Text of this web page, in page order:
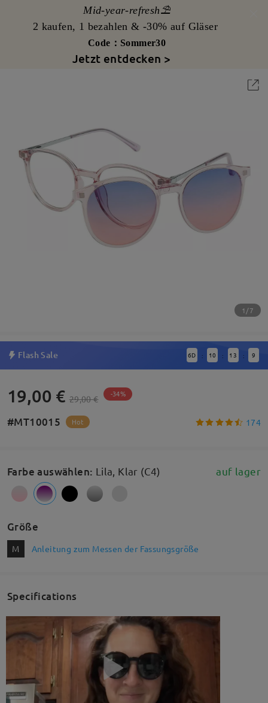
Mid-year-refresh⛱️
2 kaufen, 1 bezahlen & -30% auf Gläser
Code：Sommer30
Jetzt entdecken >
1/7
Flash Sale 6D : 10 : 13 : 8
19,00 € 29,00 € -34%
#MT10015 Hot 174
Farbe auswählen: Lila, Klar (C4) auf lager
Größe
M Anleitung zum Messen der Fassungsgröße
Specifications